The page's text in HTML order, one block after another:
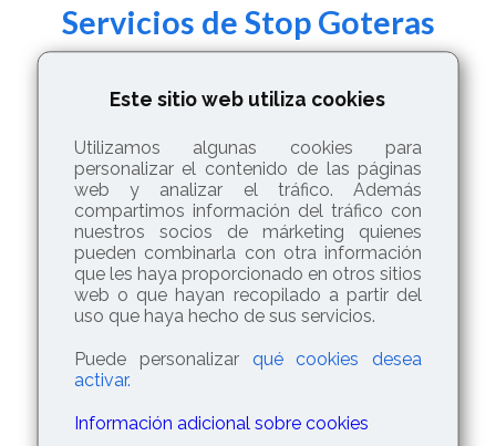
Servicios de Stop Goteras
Cuidados de su tejado
Limpieza de tejados
Impermeabilización de cubiertas
Reparación de tejas
Sellado de grietas
Reparación de goteras
Reformas en general
Este sitio web utiliza cookies
Utilizamos algunas cookies para
personalizar el contenido de las páginas
web y analizar el tráfico. Además
compartimos información del tráfico con
nuestros socios de márketing quienes
pueden combinarla con otra información
que les haya proporcionado en otros sitios
web o que hayan recopilado a partir del
uso que haya hecho de sus servicios.
Puede personalizar qué cookies desea
activar.
Información adicional sobre cookies